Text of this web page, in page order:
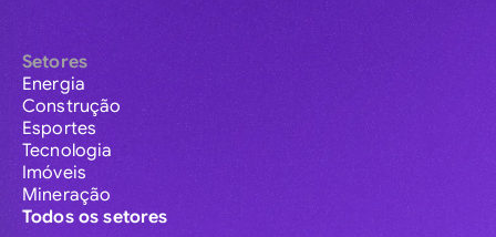
Setores
Energia
Construção
Esportes
Tecnologia
Imóveis
Mineração
Todos os setores